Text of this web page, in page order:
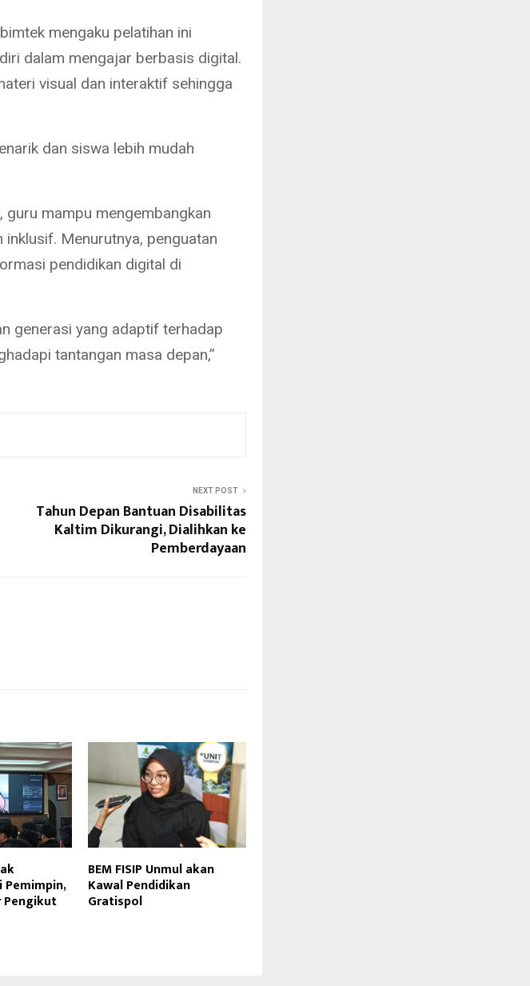
mengaku pelatihan ini
dalam mengajar berbasis digital.
visual dan interaktif sehingga
dan siswa lebih mudah
mampu mengembangkan
Menurutnya, penguatan
pendidikan digital di
generasi yang adaptif terhadap
tantangan masa depan,”
NEXT POST
Tahun Depan Bantuan Disabilitas
Kaltim Dikurangi, Dialihkan ke
Pemberdayaan
Pemimpin,
Pengikut
BEM FISIP Unmul akan
Kawal Pendidikan
Gratispol